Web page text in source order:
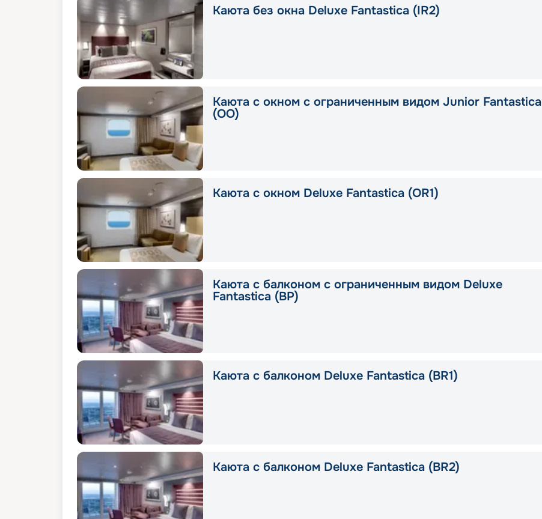
Каюта без окна Deluxe Fantastica (IR2)
Каюта с окном с ограниченным видом Junior Fantastica
(OO)
Каюта с окном Deluxe Fantastica (OR1)
Каюта с балконом с ограниченным видом Deluxe
Fantastica (BP)
Каюта с балконом Deluxe Fantastica (BR1)
Каюта с балконом Deluxe Fantastica (BR2)